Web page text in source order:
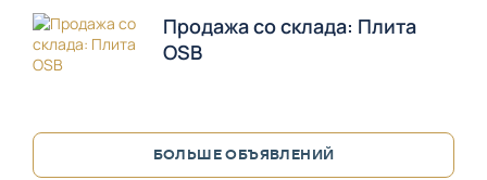
Продажа со склада: Плита
OSB
БОЛЬШЕ ОБЪЯВЛЕНИЙ